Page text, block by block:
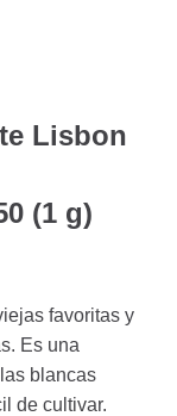
Lisbon
(1 g)
favoritas y
Es una
blancas
de cultivar.